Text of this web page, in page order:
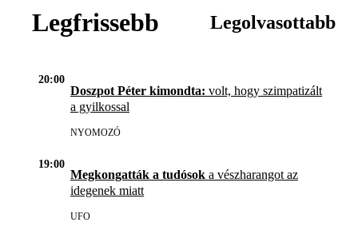
Legfrissebb Legolvasottabb
20:00
Doszpot Péter kimondta: volt, hogy szimpatizált
a gyilkossal
NYOMOZÓ
19:00
Megkongatták a tudósok a vészharangot az
idegenek miatt
UFO